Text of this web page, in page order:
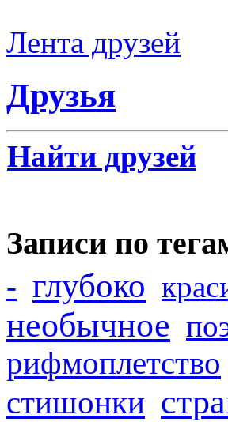
Лента друзей
Друзья
Найти друзей
Записи по
- глубоко
необычное
рифмоплетство
стишонки